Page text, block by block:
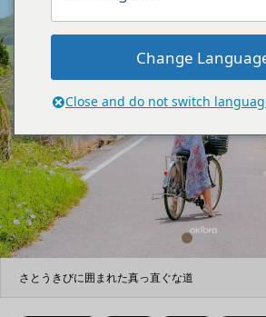
さとうきびに囲まれた真っ直ぐな道
牛やヤギとも出会えます！
1 2 3
Change
Close and do not switch